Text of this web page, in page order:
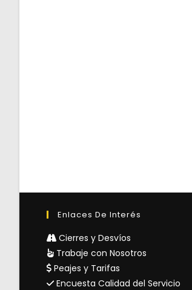
Enlaces De Interés
Cierres y Desvíos
Trabaje con Nosotros
Peajes y Tarifas
Encuesta Calidad del Servicio